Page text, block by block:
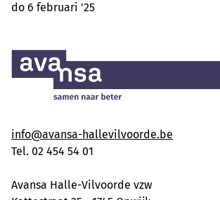
do 6 februari '25
info@avansa-hallevilvoorde.be
Tel. 02 454 54 01
Avansa Halle-Vilvoorde vzw